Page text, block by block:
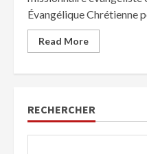
Évangélique Chrétienne
Read More
RECHERCHER